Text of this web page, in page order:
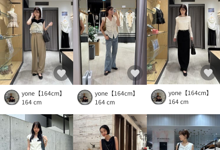
yone【164cm】
164 cm
yone【164cm】
164 cm
yone【164cm】
164 cm